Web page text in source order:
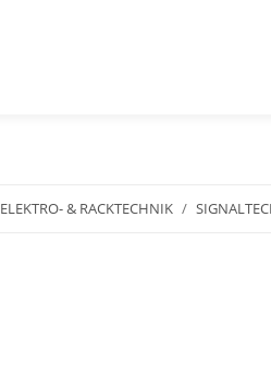
ELEKTRO- & RACKTECHNIK